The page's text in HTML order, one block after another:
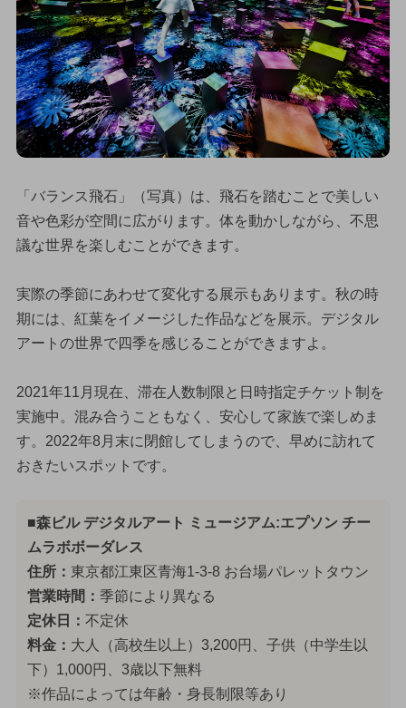
「バランス飛石」（写真）は、飛石を踏むことで美しい
音や色彩が空間に広がります。体を動かしながら、不思
議な世界を楽しむことができます。
実際の季節にあわせて変化する展示もあります。秋の時
期には、紅葉をイメージした作品などを展示。デジタル
アートの世界で四季を感じることができますよ。
2021年11月現在、滞在人数制限と日時指定チケット制を
実施中。混み合うこともなく、安心して家族で楽しめま
す。2022年8月末に閉館してしまうので、早めに訪れて
おきたいスポットです。
■森ビル デジタルアート ミュージアム:エプソン チー
ムラボボーダレス
住所： 東京都江東区青海1-3-8 お台場パレットタウン
営業時間： 季節により異なる
定休日： 不定休
料金： 大人（高校生以上）3,200円、子供（中学生以
下）1,000円、3歳以下無料
※作品によっては年齢・身長制限等あり